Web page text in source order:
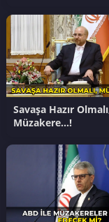
Savaşa Hazır
Müzakere…!